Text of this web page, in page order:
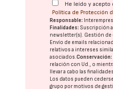
He leído y
Política de Protección
Responsable:
Finalidades: Suscripción
newsletter(s). Gestión de
Envío de emails
relativos a intereses
asociados.Conservación:
relación con Ud., o
llevar a cabo las
Los datos pueden
grupo por motivos de